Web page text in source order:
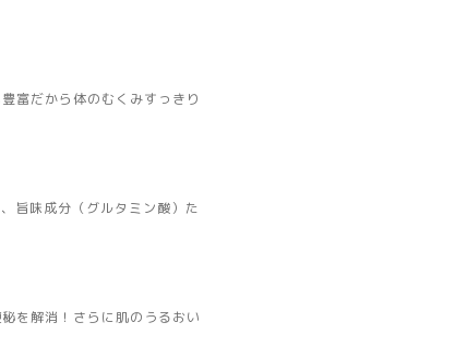
富だから体のむくみすっきり
旨味成分（グルタミン酸）た
を解消！さらに肌のうるおい